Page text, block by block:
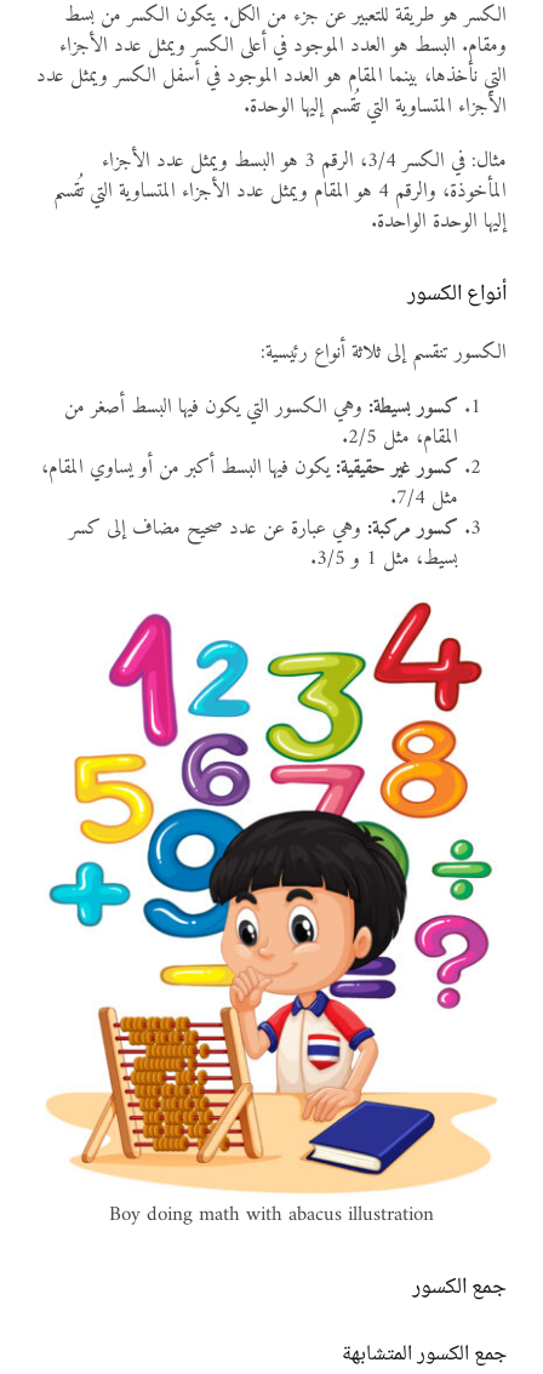
الكسر هو طريقة للتعبير عن جزء من الكل. يتكون الكسر من بسط
ومقام. البسط هو العدد الموجود في أعلى الكسر ويمثل عدد الأجزاء
التي نأخذها، بينما المقام هو العدد الموجود في أسفل الكسر ويمثل عدد
الأجزاء المتساوية التي تُقسم إليها الوحدة.
مثال: في الكسر 3/4، الرقم 3 هو البسط ويمثل عدد الأجزاء
المأخوذة، والرقم 4 هو المقام ويمثل عدد الأجزاء المتساوية التي تُقسم
إليها الوحدة الواحدة.
أنواع الكسور
الكسور تنقسم إلى ثلاثة أنواع رئيسية:
كسور بسيطة: وهي الكسور التي يكون فيها البسط أصغر من
المقام، مثل 2/5.
كسور غير حقيقية:يكون فيها البسط أكبر من أو يساوي المقام،
مثل 7/4.
كسور مركبة: وهي عبارة عن عدد صحيح مضاف إلى كسر
بسيط، مثل 1 و 3/5.
Boy doing math with abacus illustration
جمع الكسور
جمع الكسور المتشابهة